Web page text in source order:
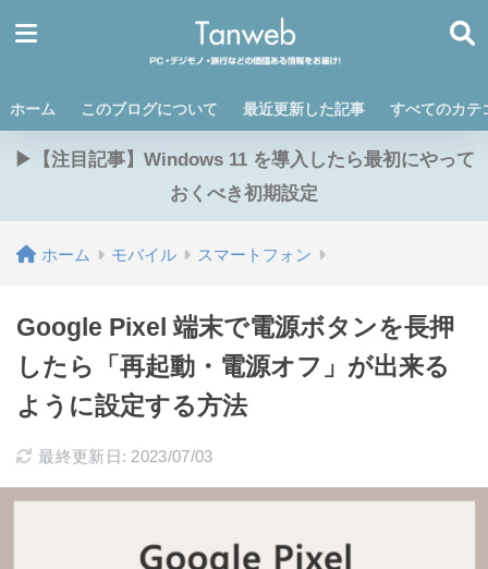
ホーム このブログについて 最近更新した記事 すべてのカテ
▶【注目記事】Windows 11 を導入したら最初にやって
おくべき初期設定
ホーム モバイル スマートフォン
Google Pixel 端末で電源ボタンを長押
したら「再起動・電源オフ」が出来る
ように設定する方法
最終更新日: 2023/07/03